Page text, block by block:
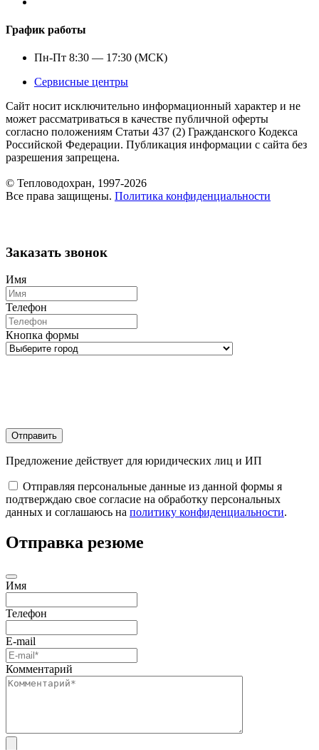
График работы
Пн-Пт 8:30 — 17:30 (МСК)
Сервисные центры
Сайт носит исключительно информационный характер и не
может рассматриваться в качестве публичной оферты
согласно положениям Статьи 437 (2) Гражданского Кодекса
Российской Федерации. Публикация информации с сайта без
разрешения запрещена.
© Тепловодохран, 1997-2026
Все права защищены. Политика конфиденциальности
Заказать звонок
Имя
Телефон
Кнопка формы
Отправить
Предложение действует для юридических лиц и ИП
Отправляя персональные данные из данной формы я
подтверждаю свое согласие на обработку персональных
данных и соглашаюсь на политику конфиденциальности.
Отправка резюме
Имя
Телефон
E-mail
Комментарий